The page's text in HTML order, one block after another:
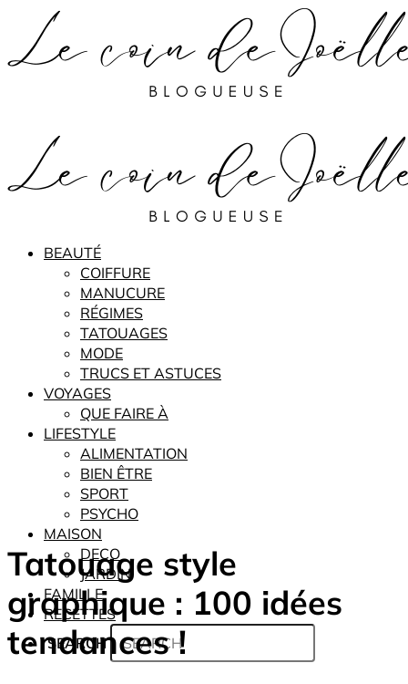
BEAUTÉ
COIFFURE
MANUCURE
RÉGIMES
TATOUAGES
MODE
TRUCS ET ASTUCES
VOYAGES
QUE FAIRE À
LIFESTYLE
ALIMENTATION
BIEN ÊTRE
SPORT
PSYCHO
MAISON
DECO
JARDIN
FAMILLE
RECETTES
SEARCH
Tatouage style
graphique : 100 idées
tendances !